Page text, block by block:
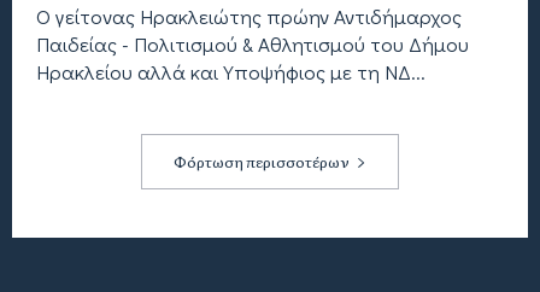
Ο γείτονας Ηρακλειώτης πρώην Αντιδήμαρχος
Παιδείας - Πολιτισμού & Αθλητισμού του Δήμου
Ηρακλείου αλλά και Υποψήφιος με τη ΝΔ...
Φόρτωση περισσοτέρων